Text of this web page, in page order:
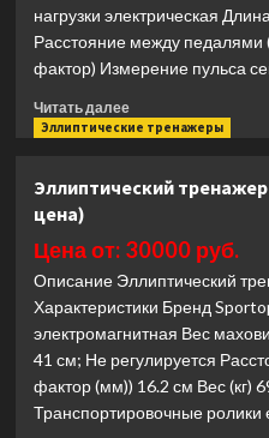
нагрузки электрическая
Расстояние между
фактор) Измерение пульса
Читать далееПрочитать
больше
тренажер
E108T
(Лучшая
цена)
Эллиптические тренажеры
Эллиптический
цена)
Цена от: 30000 руб.
Описание Эллиптический
Характеристики Бренд
электромагнитная Вес
41 см; Не регулируется
фактор (мм)) 16.2 см Вес (кг)
Транспортировочные ролики